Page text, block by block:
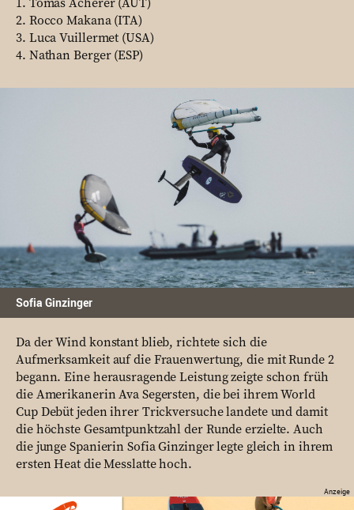
1. Tomas Acherer (AUT)
2. Rocco Makana (ITA)
3. Luca Vuillermet (USA)
4. Nathan Berger (ESP)
Sofia Ginzinger
Da der Wind konstant blieb, richtete sich die
Aufmerksamkeit auf die Frauenwertung, die mit Runde 2
begann. Eine herausragende Leistung zeigte schon früh
die Amerikanerin Ava Segersten, die bei ihrem World
Cup Debüt jeden ihrer Trickversuche landete und damit
die höchste Gesamtpunktzahl der Runde erzielte. Auch
die junge Spanierin Sofia Ginzinger legte gleich in ihrem
ersten Heat die Messlatte hoch.